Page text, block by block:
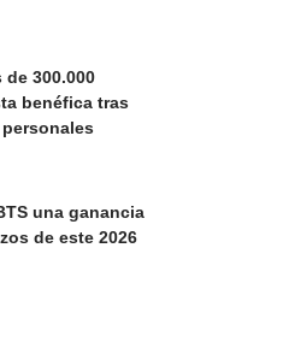
de 300.000
benéfica tras
una ganancia
de este 2026